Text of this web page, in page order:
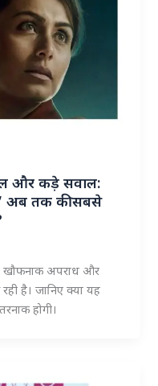
और कड़े सवाल:
3’ अब तक की सबसे
खौफनाक अपराध और
है। जानिए क्या यह
होगी।